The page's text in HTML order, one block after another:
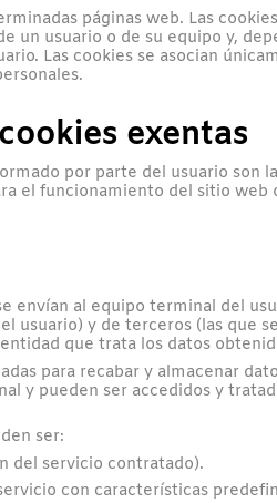
páginas web. Las
un usuario o de su equipo y,
Las cookies se asocian
exentas
por parte del usuario son
el funcionamiento del sitio
envían al equipo terminal del
y de terceros (las que
que trata los datos
para recabar y almacenar
y pueden ser accedidos y
ser:
del servicio contratado).
con características